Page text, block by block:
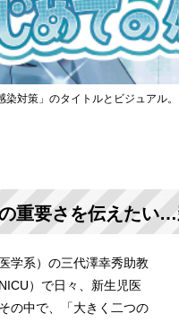
対策」のタイトルとビジュアル。
重要さを伝えたい
学系）の三代澤幸秀助教
）で日々、新生児医
の中で、「大きく二つの